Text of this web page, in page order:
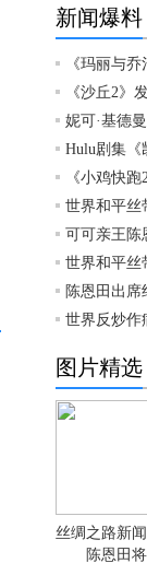
新闻爆料
《玛丽与
《沙丘2》
妮可·基德
Hulu剧集《
《小鸡快
世界和平丝
可可亲王陈
世界和平丝
陈恩田出席
世界反炒作
图片精选
丝绸之路新
陈恩田